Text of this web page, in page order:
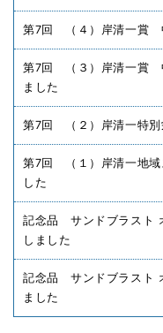
第7回 （４）岸清一賞
第7回 （３）岸清一賞
ました
第7回 （２）岸清一特
第7回 （１）岸清一地
した
記念品 サンドブラスト
しました
記念品 サンドブラスト
ました